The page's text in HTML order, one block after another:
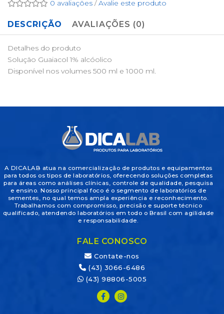
0 avaliações /Avalie este produto
DESCRIÇÃO AVALIAÇÕES (0)
Detalhes do produto
Solução Guaiacol 1% alcóolico
Disponível nos volumes 500 ml e 1000 ml.
A DICALAB atua na comercialização de produtos e equipamentos
para todos os tipos de laboratórios, oferecendo soluções completas
para áreas como análises clínicas, controle de qualidade, pesquisa
e ensino. Nosso principal foco é o segmento de laboratórios de
sementes, no qual temos ampla experiência e reconhecimento.
Trabalhamos com compromisso, precisão e suporte técnico
qualificado, atendendo laboratórios em todo o Brasil com agilidade
e responsabilidade.
FALE CONOSCO
Contate-nos
(43) 3066-6486
(43) 98806-5005